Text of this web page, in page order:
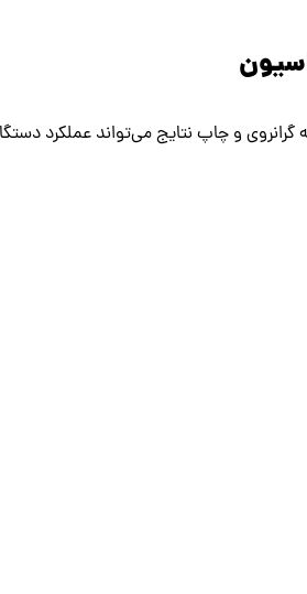
گرانروی و چاپ نتایج می‌تواند عملکرد